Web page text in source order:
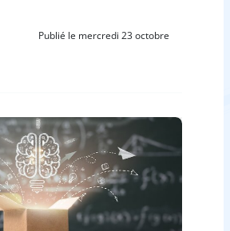
Publié le mercredi 23 octobre